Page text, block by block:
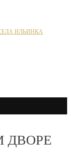
ИЛЬИНКА
ДВОРЕ